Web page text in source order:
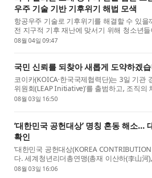
우주 기술 기반 기후위기 해법 모색
항공우주 기술로 기후위기를 해결할 수 있
전 지구적 기후 재난에 맞서기 위해 청소년
사장 최열)은 지난 7월 27일부터 2...
08월 04일 09:47
국민 신뢰를 되찾아 새롭게 도약하겠
코이카(KOICA·한국국제협력단)는 3일 기관
위원회(LEAP Initiative)’를 출범하고, 조직
관장 공석의 비상경영체제에서 흔들...
08월 03일 16:50
‘대한민국 공헌대상’ 명칭 혼동 해소…
확인
‘대한민국 공헌대상(KOREA
다. 세계청년리더총연맹(총재 이산하(李山
부설 언론기관인 세계언론협회(회장 이치수)
08월 03일 16:06